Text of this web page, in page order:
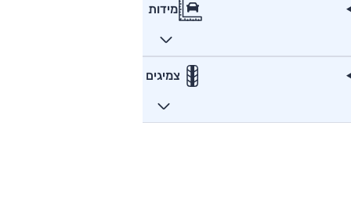
מידות
צמיגים